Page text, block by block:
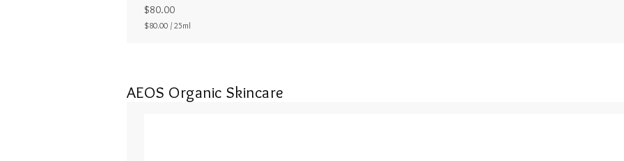
Price
$80.00
$80.00 / 25ml
0
AEOS Organic Skincare